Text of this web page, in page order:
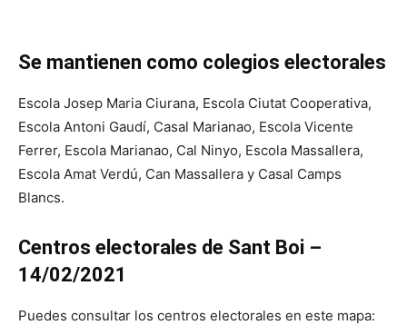
Se mantienen como colegios electorales
Escola Josep Maria Ciurana, Escola Ciutat Cooperativa,
Escola Antoni Gaudí, Casal Marianao, Escola Vicente
Ferrer, Escola Marianao, Cal Ninyo, Escola Massallera,
Escola Amat Verdú, Can Massallera y Casal Camps
Blancs.
Centros electorales de Sant Boi –
14/02/2021
Puedes consultar los centros electorales en este mapa: